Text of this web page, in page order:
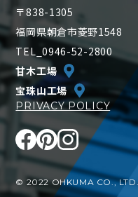
〒838-1305
福岡県朝倉市菱野1548
TEL_0946-52-2800
甘木工場
宝珠山工場
PRIVACY POLICY
© 2022 OHKUMA CO., LTD.